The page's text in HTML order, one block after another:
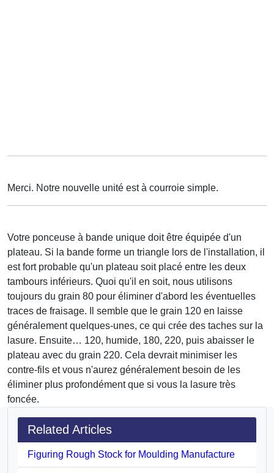
Merci. Notre nouvelle unité est à courroie simple.
Votre ponceuse à bande unique doit être équipée d'un
plateau. Si la bande forme un triangle lors de l'installation, il
est fort probable qu'un plateau soit placé entre les deux
tambours inférieurs. Quoi qu'il en soit, nous utilisons
toujours du grain 80 pour éliminer d'abord les éventuelles
traces de fraisage. Il semble que le grain 120 en laisse
généralement quelques-unes, ce qui crée des taches sur la
lasure. Ensuite… 120, humide, 180, 220, puis abaisser le
plateau avec du grain 220. Cela devrait minimiser les
contre-fils et vous n'aurez généralement besoin de les
éliminer plus profondément que si vous la lasure très
foncée.
Related Articles
Figuring Rough Stock for Moulding Manufacture